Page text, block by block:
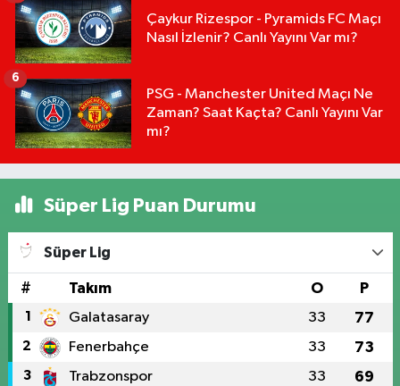
Çaykur Rizespor - Pyramids FC Maçı
Nasıl İzlenir? Canlı Yayını Var mı?
PSG - Manchester United Maçı Ne
Zaman? Saat Kaçta? Canlı Yayını Var
mı?
6
Süper Lig Puan Durumu
Süper Lig
# Takım O P
1 Galatasaray 33 77
2 Fenerbahçe 33 73
3 Trabzonspor 33 69